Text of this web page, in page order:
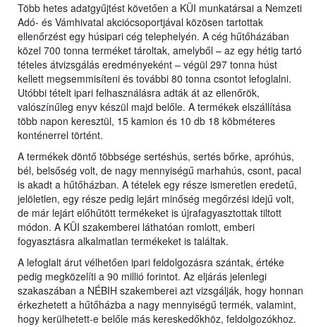
Több hetes adatgyűjtést követően a KÜI munkatársai a Nemzeti
Adó- és Vámhivatal akciócsoportjával közösen tartottak
ellenőrzést egy húsipari cég telephelyén. A cég hűtőházában
közel 700 tonna terméket tároltak, amelyből – az egy hétig tartó
tételes átvizsgálás eredményeként – végül 297 tonna húst
kellett megsemmisíteni és további 80 tonna csontot lefoglalni.
Utóbbi tételt ipari felhasználásra adták át az ellenőrök,
valószínűleg enyv készül majd belőle. A termékek elszállítása
több napon keresztül, 15 kamion és 10 db 18 köbméteres
konténerrel történt.
A termékek döntő többsége sertéshús, sertés bőrke, apróhús,
bél, belsőség volt, de nagy mennyiségű marhahús, csont, pacal
is akadt a hűtőházban. A tételek egy része ismeretlen eredetű,
jelöletlen, egy része pedig lejárt minőség megőrzési idejű volt,
de már lejárt előhűtött termékeket is újrafagyasztottak tiltott
módon. A KÜI szakemberei láthatóan romlott, emberi
fogyasztásra alkalmatlan termékeket is találtak.
A lefoglalt árut vélhetően ipari feldolgozásra szántak, értéke
pedig megközelíti a 90 millió forintot. Az eljárás jelenlegi
szakaszában a NÉBIH szakemberei azt vizsgálják, hogy honnan
érkezhetett a hűtőházba a nagy mennyiségű termék, valamint,
hogy kerülhetett-e belőle más kereskedőkhöz, feldolgozókhoz.